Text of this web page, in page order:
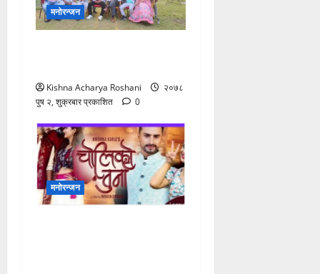
मनोरन्जन
Kishna Acharya Roshani
२०७८
पुष २, शुक्रबार प्रकाशित
0
मनोरन्जन